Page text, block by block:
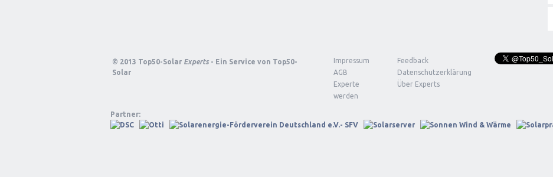
© 2013 Top50-Solar Experts - Ein Service von Top50-
Solar
Impressum
Feedback
AGB
Datenschutzerklärung
Experte
werden
Über Experts
Partner: